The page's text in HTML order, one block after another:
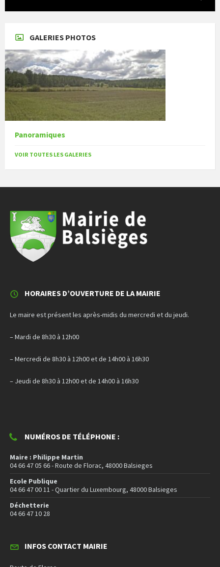
GALERIES PHOTOS
Panoramiques
VOIR TOUTES LES GALERIES
HORAIRES D’OUVERTURE DE LA MAIRIE
Le maire est présent les après-midis du mercredi et du jeudi.
– Mardi de 8h30 à 12h00
– Mercredi de 8h30 à 12h00 et de 14h00 à 16h30
– Jeudi de 8h30 à 12h00 et de 14h00 à 16h30
NUMÉROS DE TÉLÉPHONE :
Maire : Philippe Martin
04 66 47 05 66 - Route de Florac, 48000 Balsieges
Ecole Publique
04 66 47 00 11 - Quartier du Luxembourg, 48000 Balsieges
Déchetterie
04 66 47 10 28
INFOS CONTACT MAIRIE